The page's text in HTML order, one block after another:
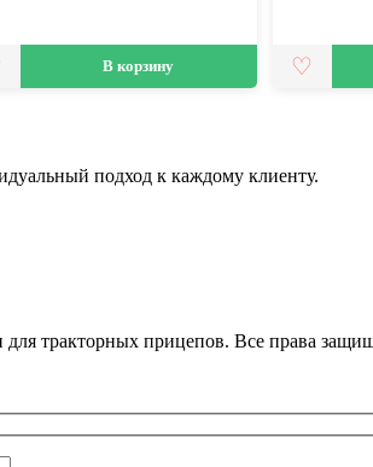
В корзину
подход к каждому клиенту.
тракторных прицепов. Все права